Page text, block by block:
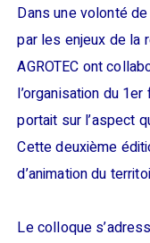
Dans une volonté
par les enjeux de la
AGROTEC ont
l’organisation du
portait sur l’aspect
Cette deuxième
d’animation du
Le colloque